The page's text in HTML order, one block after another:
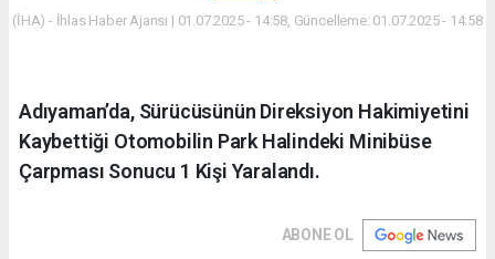
(İHA) - İhlas Haber Ajansı | 01.07.2025 - 14:58, Güncelleme: 01.07.2025 - 14:58
Adıyaman’da, Sürücüsünün Direksiyon Hakimiyetini
Kaybettiği Otomobilin Park Halindeki Minibüse
Çarpması Sonucu 1 Kişi Yaralandı.
ABONE OL